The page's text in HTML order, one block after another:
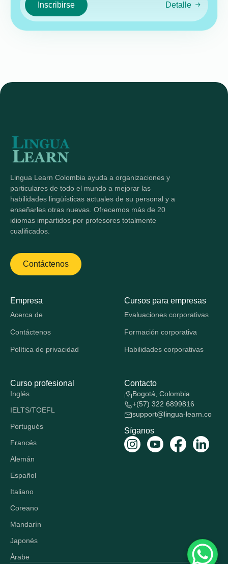
Inscribirse Detalle
Lingua Learn Colombia ayuda a organizaciones y
particulares de todo el mundo a mejorar las
habilidades lingüísticas actuales de su personal y a
enseñarles otras nuevas. Ofrecemos más de 20
idiomas impartidos por profesores totalmente
cualificados.
Contáctenos
Empresa
Acerca de
Contáctenos
Política de privacidad
Cursos para empresas
Evaluaciones corporativas
Formación corporativa
Habilidades corporativas
Curso profesional
Inglés
IELTS/TOEFL
Portugués
Francés
Alemán
Español
Italiano
Coreano
Mandarín
Japonés
Árabe
Contacto
Bogotá, Colombia
+(57) 322 6899816
support@lingua-learn.co
Síganos